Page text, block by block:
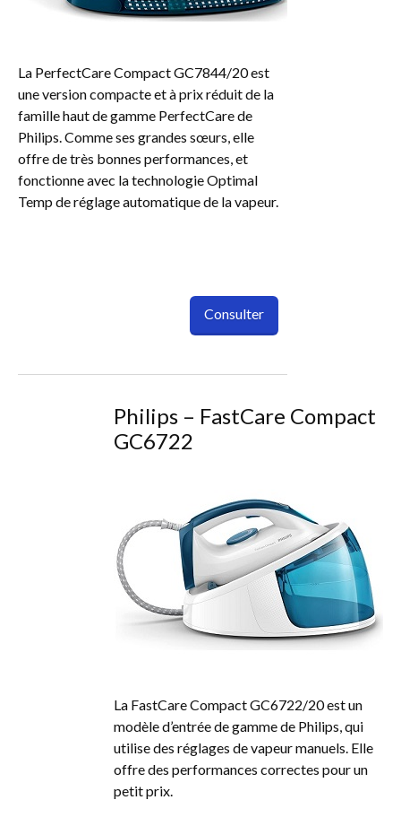
La PerfectCare Compact GC7844/20 est
une version compacte et à prix réduit de la
famille haut de gamme PerfectCare de
Philips. Comme ses grandes sœurs, elle
offre de très bonnes performances, et
fonctionne avec la technologie Optimal
Temp de réglage automatique de la vapeur.
Consulter
Philips – FastCare Compact
GC6722
La FastCare Compact GC6722/20 est un
modèle d’entrée de gamme de Philips, qui
utilise des réglages de vapeur manuels. Elle
offre des performances correctes pour un
petit prix.